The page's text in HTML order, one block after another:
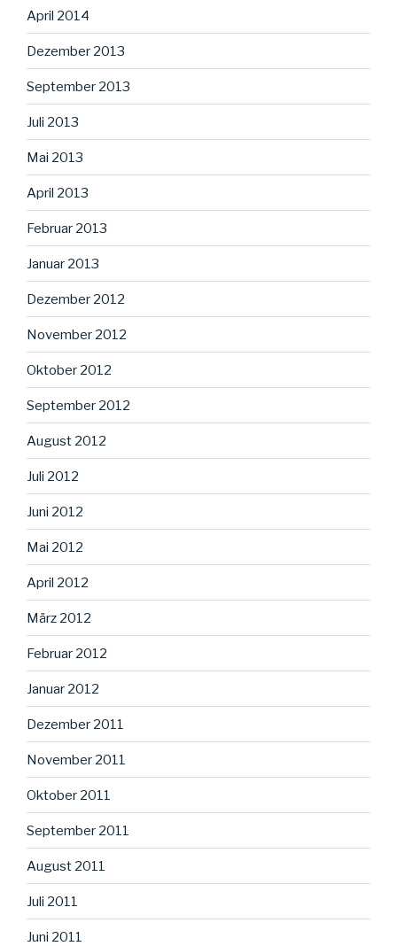
April 2014
Dezember 2013
September 2013
Juli 2013
Mai 2013
April 2013
Februar 2013
Januar 2013
Dezember 2012
November 2012
Oktober 2012
September 2012
August 2012
Juli 2012
Juni 2012
Mai 2012
April 2012
März 2012
Februar 2012
Januar 2012
Dezember 2011
November 2011
Oktober 2011
September 2011
August 2011
Juli 2011
Juni 2011